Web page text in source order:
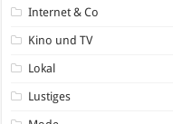
Internet & Co
Kino und TV
Lokal
Lustiges